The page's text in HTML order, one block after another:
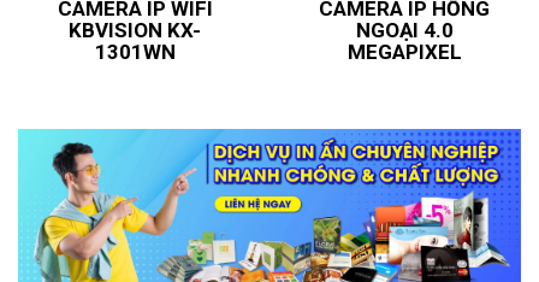
CAMERA IP WIFI
KBVISION KX-
1301WN
CAMERA IP HỒNG
NGOẠI 4.0
MEGAPIXEL